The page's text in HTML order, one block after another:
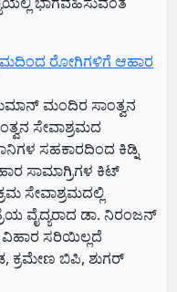
ರೋಗಿಗಳಿಗೆ ಆಹಾರ
ಮಂದಿರ ಸಾಂತ್ವನ
ಸೇವಾಶ್ರಮದ
ಸಹಕಾರದಿಂದ ಕಿಡ್ನಿ
ಸಾಮಾಗ್ರಿಗಳ ಕಿಟ್
ಸೇವಾಶ್ರಮದಲ್ಲಿ
ವೈದ್ಯರಾದ ಡಾ. ನಿರಂಜನ್
ವಿಹಾರ ಸರಿಯಿಲ್ಲದೆ
ಕ್ರಮೇಣ ಬಿಪಿ, ಶುಗರ್